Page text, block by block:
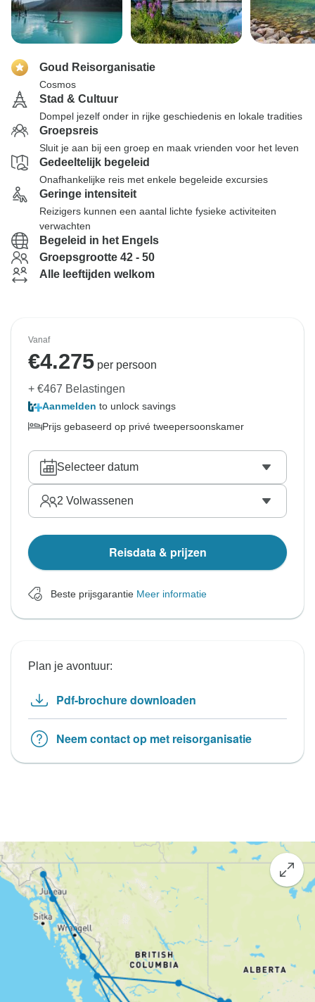
Goud Reisorganisatie
Cosmos
Stad & Cultuur
Dompel jezelf onder in rijke geschiedenis en lokale tradities
Groepsreis
Sluit je aan bij een groep en maak vrienden voor het leven
Gedeeltelijk begeleid
Onafhankelijke reis met enkele begeleide excursies
Geringe intensiteit
Reizigers kunnen een aantal lichte fysieke activiteiten
verwachten
Begeleid in het Engels
Groepsgrootte 42 - 50
Alle leeftijden welkom
Vanaf
€4.275 per persoon
+ €467 Belastingen
Aanmelden to unlock savings
Prijs gebaseerd op privé tweepersoonskamer
Selecteer datum
2 Volwassenen
Reisdata & prijzen
Beste prijsgarantie Meer informatie
Plan je avontuur:
Pdf-brochure downloaden
Neem contact op met reisorganisatie